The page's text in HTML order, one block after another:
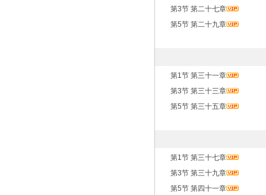
第3节 第二十七章
第5节 第二十九章
第1节 第三十一章
第3节 第三十三章
第5节 第三十五章
第1节 第三十七章
第3节 第三十九章
第5节 第四十一章